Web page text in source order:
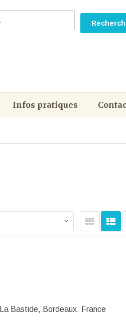
Infos pratiques
Bastide, Bordeaux, France